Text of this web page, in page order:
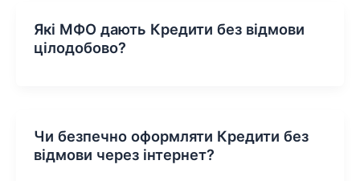
Які МФО дають Кредити без відмови
цілодобово?
Чи безпечно оформляти Кредити без
відмови через інтернет?